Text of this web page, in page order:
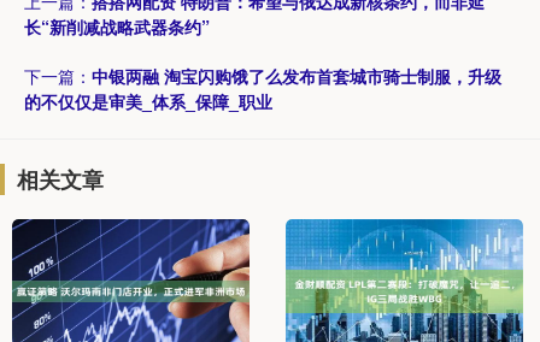
长“新削减战略武器条约”
下一篇： 中银两融 淘宝闪购饿了么发布首套城市骑士制服，升级
的不仅仅是审美_体系_保障_职业
相关文章